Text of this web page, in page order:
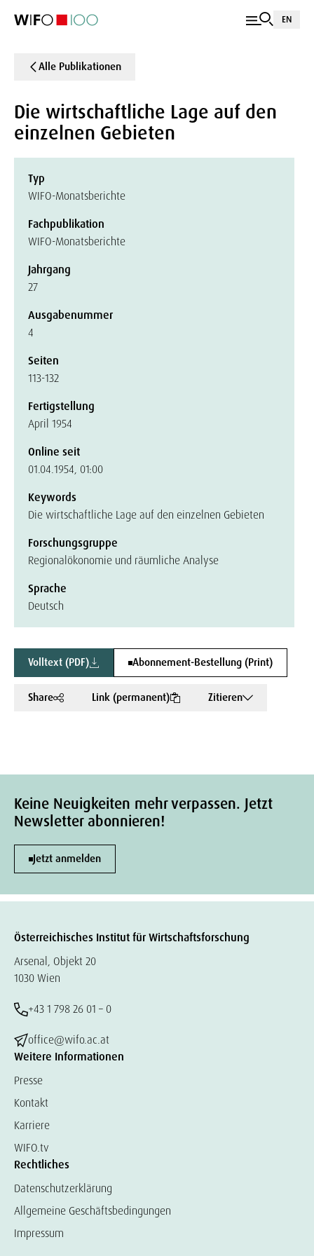
EN
Alle Publikationen
Die wirtschaftliche Lage auf den
einzelnen Gebieten
Typ
WIFO-Monatsberichte
Fachpublikation
WIFO-Monatsberichte
Jahrgang
27
Ausgabenummer
4
Seiten
113-132
Fertigstellung
April 1954
Online seit
01.04.1954, 01:00
Keywords
Die wirtschaftliche Lage auf den einzelnen Gebieten
Forschungsgruppe
Regionalökonomie und räumliche Analyse
Sprache
Deutsch
Volltext (PDF) Abonnement-Bestellung (Print)
Share Link (permanent) Zitieren
Keine Neuigkeiten mehr verpassen. Jetzt
Newsletter abonnieren!
Jetzt anmelden
Österreichisches Institut für Wirtschaftsforschung
Arsenal, Objekt 20
1030 Wien
+43 1 798 26 01 – 0
office@wifo.ac.at
Weitere Informationen
Presse
Kontakt
Karriere
WIFO.tv
Rechtliches
Datenschutzerklärung
Allgemeine Geschäftsbedingungen
Impressum